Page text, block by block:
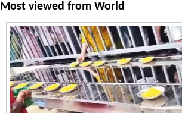
Most viewed from World